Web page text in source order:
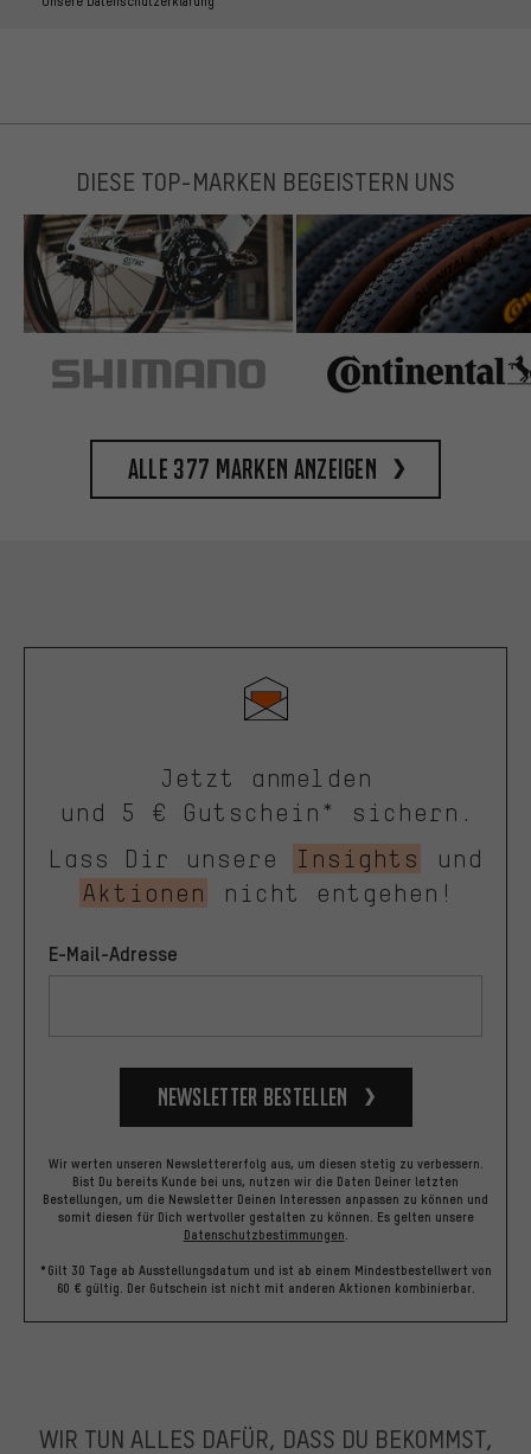
DIESE TOP-MARKEN BEGEISTERN UNS
Alle 377 Marken anzeigen
Jetzt anmelden
und 5 € Gutschein* sichern.
Lass Dir unsere
Insights
und
Aktionen
nicht entgehen!
E-Mail-Adresse
Newsletter bestellen
Wir werten unseren Newslettererfolg aus, um diesen stetig zu verbessern.
Bist Du bereits Kunde bei uns, nutzen wir die Daten Deiner letzten
Bestellungen, um die Newsletter Deinen Interessen anpassen zu können und
somit diesen für Dich wertvoller gestalten zu können. Es gelten unsere
Datenschutzbestimmungen
*Gilt 30 Tage ab Ausstellungsdatum und ist ab einem Mindestbestellwert von
60 € gültig. Der Gutschein ist nicht mit anderen Aktionen kombinierbar.
WIR TUN ALLES DAFÜR, DASS DU BEKOMMST,